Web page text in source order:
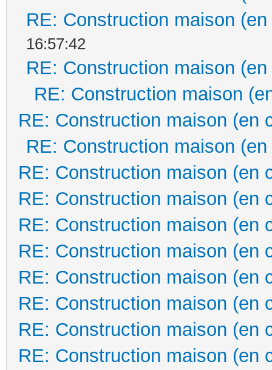
RE: Construction maison
16:57:42
RE: Construction maison
RE: Construction maison
RE: Construction maison (en
RE: Construction maison
RE: Construction maison (en
RE: Construction maison (en
RE: Construction maison (en
RE: Construction maison (en
RE: Construction maison (en
RE: Construction maison (en
RE: Construction maison (en
RE: Construction maison (en